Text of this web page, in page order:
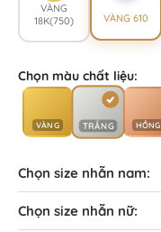
VÀNG
18K(750)
VÀNG 610
Chọn màu chất liệu:
VÀNG TRẮNG HỒNG
Chọn size nhẫn nam:
Chọn size nhẫn nữ: